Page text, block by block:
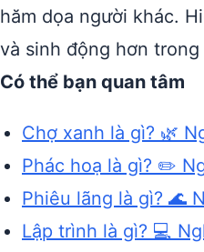
hăm dọa người khác.
và sinh động hơn
Có thể bạn quan tâm
Chợ xanh là gì? 🌿
Phác hoạ là gì? ✏️
Phiêu lãng là gì? 🌊
Lập trình là gì? 💻